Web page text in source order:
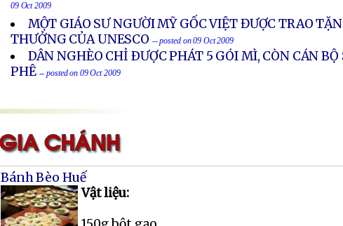
09 Oct 2009
MỘT GIÁO SƯ NGƯỜI MỸ GỐC VIỆT ĐƯỢC TRAO
THƯỞNG CỦA UNESCO -- posted on 09 Oct 2009
DÂN NGHÈO CHỈ ÐƯỢC PHÁT 5 GÓI MÌ, CÒN CÁN BỘ
PHÊ -- posted on 09 Oct 2009
Bánh Bèo Huế
Vật liệu: